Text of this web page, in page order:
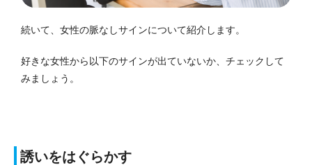
続いて、女性の脈なしサインについて紹介します。
好きな女性から以下のサインが出ていないか、チェックして
みましょう。
誘いをはぐらかす